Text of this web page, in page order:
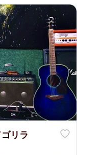
リラ